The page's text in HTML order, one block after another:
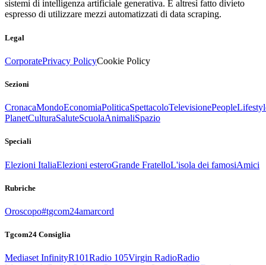
sistemi di intelligenza artificiale generativa. È altresì fatto divieto
espresso di utilizzare mezzi automatizzati di data scraping.
Legal
CorporatePrivacy PolicyCookie Policy
Sezioni
CronacaMondoEconomiaPoliticaSpettacoloTelevisionePeople
PlanetCulturaSaluteScuolaAnimaliSpazio
Speciali
Elezioni ItaliaElezioni esteroGrande FratelloL'isola dei famosiAmici
Rubriche
Oroscopo#tgcom24amarcord
Tgcom24 Consiglia
Mediaset InfinityR101Radio 105Virgin RadioRadio